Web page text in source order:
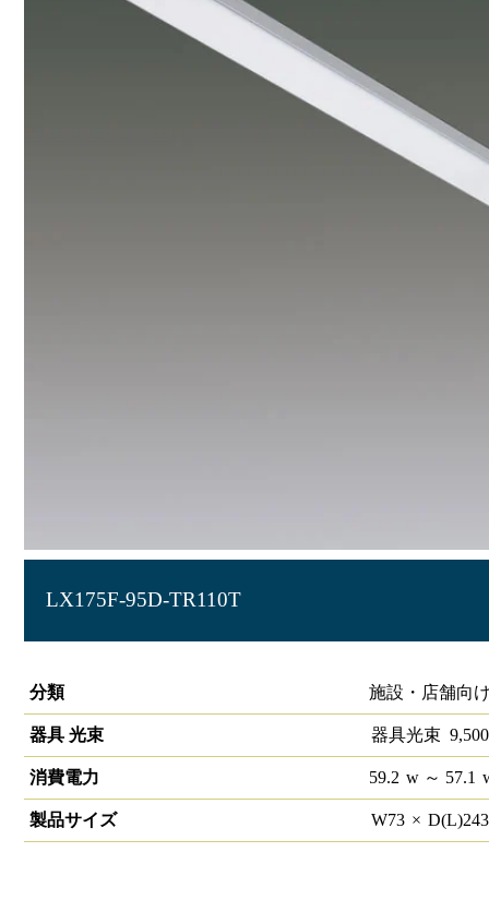
LX175F-95D-TR110T
分類
施設・店舗向
器具 光束 器具光束 9,500
消費電力 59.2 w～ 57.1
製品サイズ W73 × D(L)